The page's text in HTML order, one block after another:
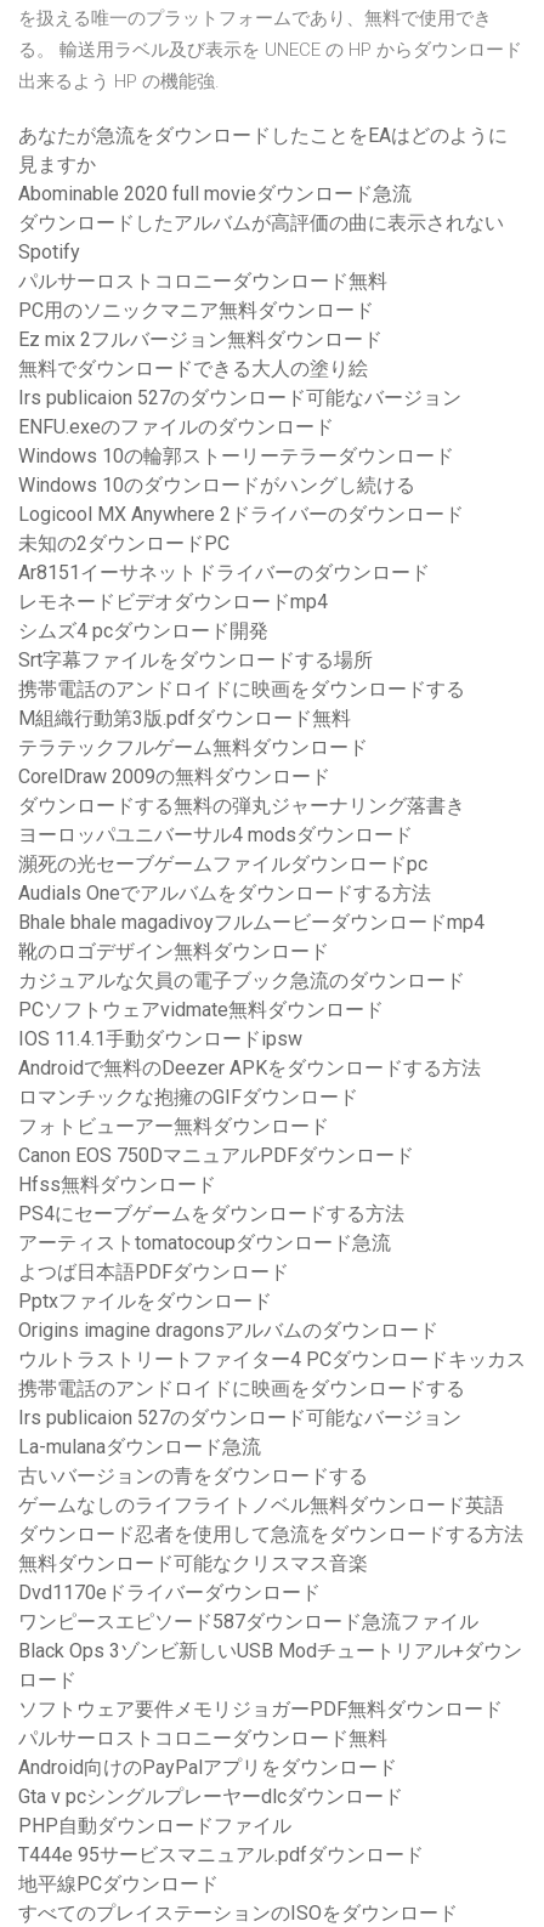
を扱える唯一のプラットフォームであり、無料で使用でき
る。 輸送用ラベル及び表示を UNECE の HP からダウンロード
出来るよう HP の機能強.
あなたが急流をダウンロードしたことをEAはどのように
見ますか
Abominable 2020 full movieダウンロード急流
ダウンロードしたアルバムが高評価の曲に表示されない
Spotify
パルサーロストコロニーダウンロード無料
PC用のソニックマニア無料ダウンロード
Ez mix 2フルバージョン無料ダウンロード
無料でダウンロードできる大人の塗り絵
Irs publicaion 527のダウンロード可能なバージョン
ENFU.exeのファイルのダウンロード
Windows 10の輪郭ストーリーテラーダウンロード
Windows 10のダウンロードがハングし続ける
Logicool MX Anywhere 2ドライバーのダウンロード
未知の2ダウンロードPC
Ar8151イーサネットドライバーのダウンロード
レモネードビデオダウンロードmp4
シムズ4 pcダウンロード開発
Srt字幕ファイルをダウンロードする場所
携帯電話のアンドロイドに映画をダウンロードする
M組織行動第3版.pdfダウンロード無料
テラテックフルゲーム無料ダウンロード
CorelDraw 2009の無料ダウンロード
ダウンロードする無料の弾丸ジャーナリング落書き
ヨーロッパユニバーサル4 modsダウンロード
瀕死の光セーブゲームファイルダウンロードpc
Audials Oneでアルバムをダウンロードする方法
Bhale bhale magadivoyフルムービーダウンロードmp4
靴のロゴデザイン無料ダウンロード
カジュアルな欠員の電子ブック急流のダウンロード
PCソフトウェアvidmate無料ダウンロード
IOS 11.4.1手動ダウンロードipsw
Androidで無料のDeezer APKをダウンロードする方法
ロマンチックな抱擁のGIFダウンロード
フォトビューアー無料ダウンロード
Canon EOS 750DマニュアルPDFダウンロード
Hfss無料ダウンロード
PS4にセーブゲームをダウンロードする方法
アーティストtomatocoupダウンロード急流
よつば日本語PDFダウンロード
Pptxファイルをダウンロード
Origins imagine dragonsアルバムのダウンロード
ウルトラストリートファイター4 PCダウンロードキッカス
携帯電話のアンドロイドに映画をダウンロードする
Irs publicaion 527のダウンロード可能なバージョン
La-mulanaダウンロード急流
古いバージョンの青をダウンロードする
ゲームなしのライフライトノベル無料ダウンロード英語
ダウンロード忍者を使用して急流をダウンロードする方法
無料ダウンロード可能なクリスマス音楽
Dvd1170eドライバーダウンロード
ワンピースエピソード587ダウンロード急流ファイル
Black Ops 3ゾンビ新しいUSB Modチュートリアル+ダウン
ロード
ソフトウェア要件メモリジョガーPDF無料ダウンロード
パルサーロストコロニーダウンロード無料
Android向けのPayPalアプリをダウンロード
Gta v pcシングルプレーヤーdlcダウンロード
PHP自動ダウンロードファイル
T444e 95サービスマニュアル.pdfダウンロード
地平線PCダウンロード
すべてのプレイステーションのISOをダウンロード